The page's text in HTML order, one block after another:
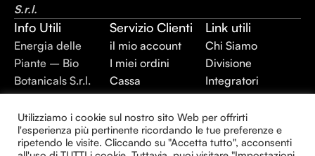
S.r.l.
Info Utili
Energia delle
Piante – Bio
Botanicals S.r.l.
P.IVA:
02403420744
REA: BR –
143930
Servizio Clienti
il mio account
I miei ordini
Cassa
Termini e
Condizioni
Privacy Policy
Link utili
Chi Siamo
Divisione
Integratori
Alimentari
Divisione Plant
Extraction
Divisione
Utilizziamo i cookie sul nostro sito Web per offrirti
l'esperienza più pertinente ricordando le tue preferenze e
ripetendo le visite. Cliccando su "Accetta tutto", acconsenti